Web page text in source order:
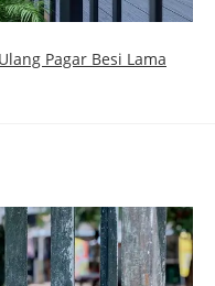
Pagar Besi Lama